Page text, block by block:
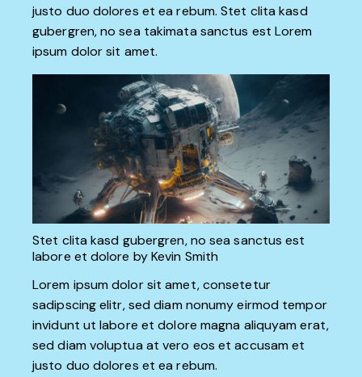
justo duo dolores et ea rebum. Stet clita kasd
gubergren, no sea takimata sanctus est Lorem
ipsum dolor sit amet.
Stet clita kasd gubergren, no sea sanctus est
labore et dolore byKevin Smith
Lorem ipsum dolor sit amet, consetetur
sadipscing elitr, sed diam nonumy eirmod tempor
invidunt ut labore et dolore magna aliquyam erat,
sed diam voluptua at vero eos et accusam et
justo duo dolores et ea rebum.